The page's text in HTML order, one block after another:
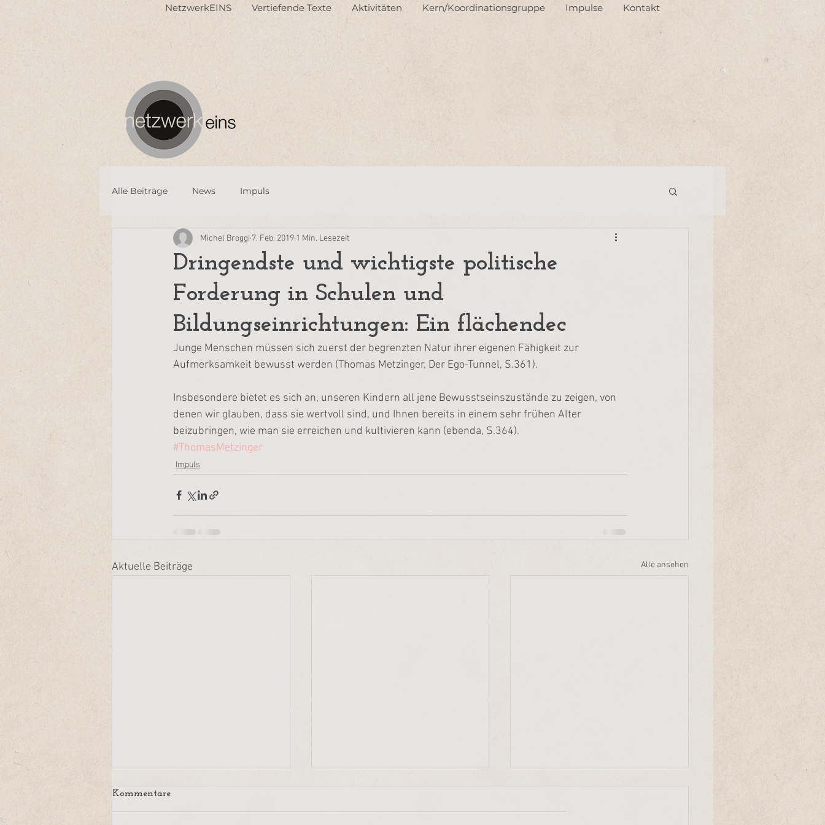
NetzwerkEINS Vertiefende Texte Aktivitäten Kern/Koordinationsgruppe Impulse Kontakt
Alle Beiträge News Impuls
Dringendste und wichtigste politische
Forderung in Schulen und
Bildungseinrichtungen: Ein flächendec
Michel Broggi 7. Feb. 2019 1 Min. Lesezeit
Junge Menschen müssen sich zuerst der begrenzten Natur ihrer eigenen Fähigkeit zur
Aufmerksamkeit bewusst werden (Thomas Metzinger, Der Ego-Tunnel, S.361).
Insbesondere bietet es sich an, unseren Kindern all jene Bewusstseinszustände zu zeigen, von
denen wir glauben, dass sie wertvoll sind, und Ihnen bereits in einem sehr frühen Alter
beizubringen, wie man sie erreichen und kultivieren kann (ebenda, S.364).
#ThomasMetzinger
Impuls
Aktuelle Beiträge Alle ansehen
Geeint und makellos
"Alles, was existiert, ist in seiner
"Jeder Mensch ist ein einmaliger
Kommentare